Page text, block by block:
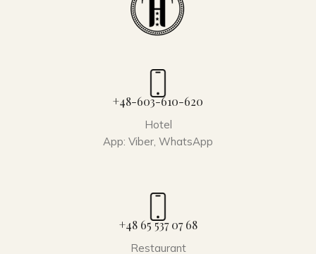
+48-603-610-620
Hotel
App: Viber, WhatsApp
+48 65 537 07 68
Restaurant